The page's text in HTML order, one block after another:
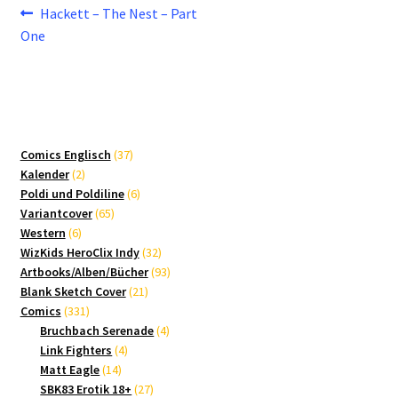
Beitragsnavigation
Vorheriger
Beitrag:
Hackett – The Nest – Part
One
Comics Englisch 3737
Kalender 22
Produkte
Poldi und Poldiline 66
Variantcover 6565
Western 66
Produkte
WizKids HeroClix Indy 3232
Produkte
Artbooks/Alben/Bücher 9393
Blank Sketch Cover 2121
Comics 331331
Produkte
Bruchbach Serenade 44
Link Fighters 44
Matt Eagle 1414
Produkte
SBK83 Erotik 18+ 2727